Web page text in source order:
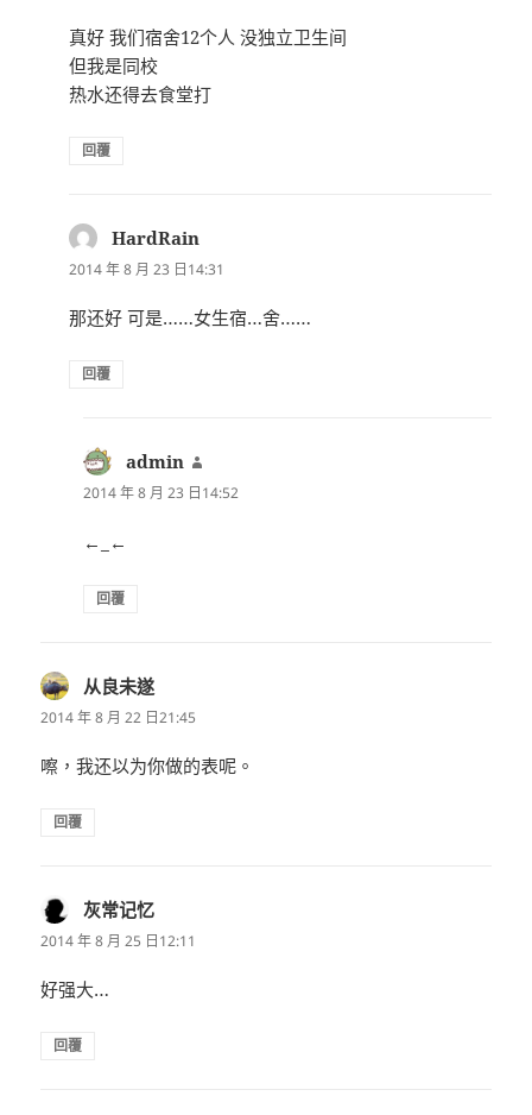
真好 我们宿舍12个人 没独立卫生间
但我是同校
热水还得去食堂打
回覆
HardRain
示:
2014 年 8 月 23 日14:31
那还好 可是……女生宿…舍……
回覆
admin
示:
2014 年 8 月 23 日14:52
←_←
回覆
从良未遂
示:
2014 年 8 月 22 日21:45
嚓，我还以为你做的表呢。
回覆
灰常记忆
示:
2014 年 8 月 25 日12:11
好强大…
回覆